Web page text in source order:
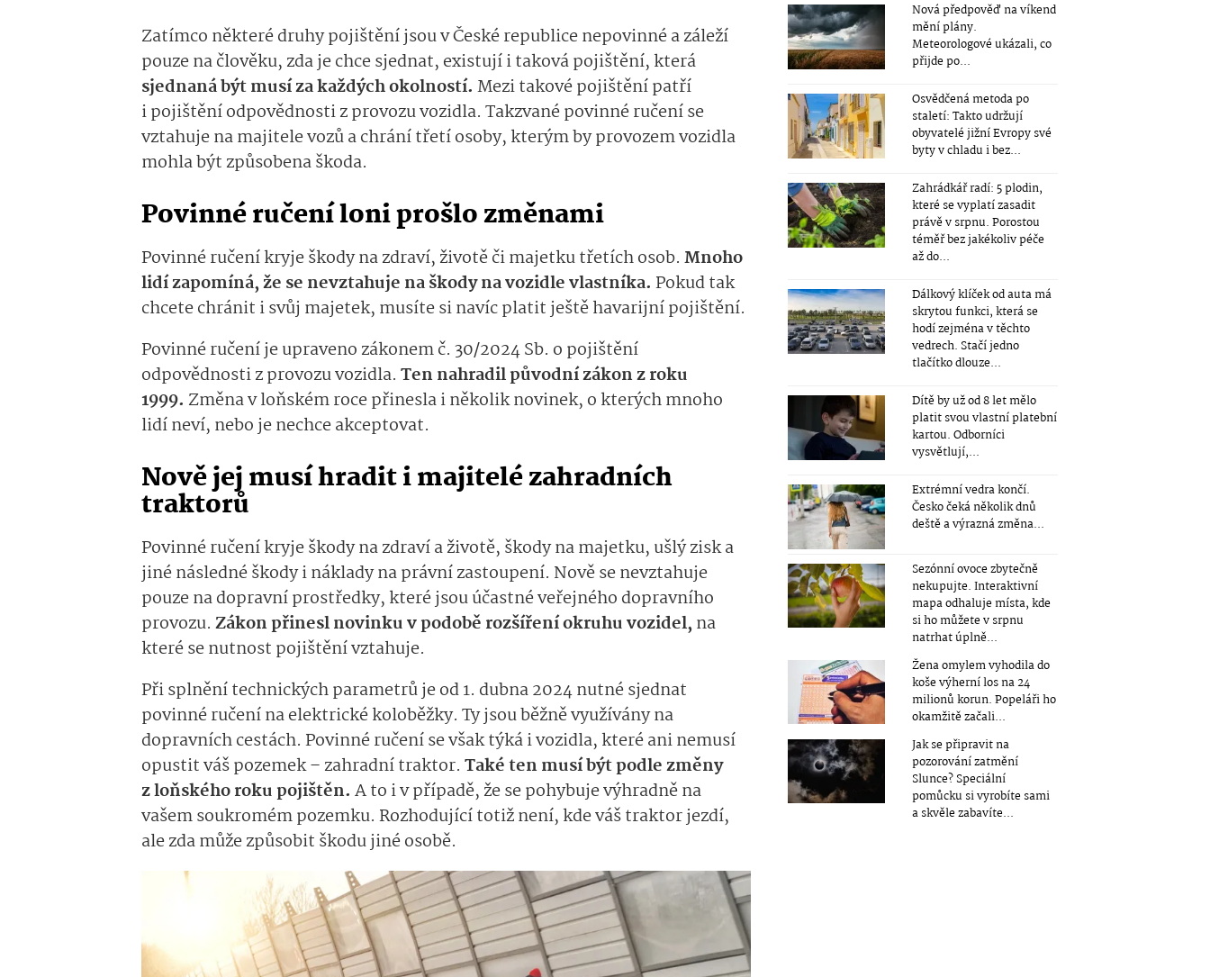
Zatímco některé druhy pojištění jsou v České republice nepovinné a záleží
pouze na člověku, zda je chce sjednat, existují i taková pojištění, která
sjednaná být musí za každých okolností. Mezi takové pojištění patří
i pojištění odpovědnosti z provozu vozidla. Takzvané povinné ručení se
vztahuje na majitele vozů a chrání třetí osoby, kterým by provozem vozidla
mohla být způsobena škoda.
Povinné ručení loni prošlo změnami
Povinné ručení kryje škody na zdraví, životě či majetku třetích osob. Mnoho
lidí zapomíná, že se nevztahuje na škody na vozidle vlastníka. Pokud tak
chcete chránit i svůj majetek, musíte si navíc platit ještě havarijní pojištění.
Povinné ručení je upraveno zákonem č. 30/2024 Sb. o pojištění
odpovědnosti z provozu vozidla. Ten nahradil původní zákon z roku
1999. Změna v loňském roce přinesla i několik novinek, o kterých mnoho
lidí neví, nebo je nechce akceptovat.
Nově jej musí hradit i majitelé zahradních
traktorů
Povinné ručení kryje škody na zdraví a životě, škody na majetku, ušlý zisk a
jiné následné škody i náklady na právní zastoupení. Nově se nevztahuje
pouze na dopravní prostředky, které jsou účastné veřejného dopravního
provozu. Zákon přinesl novinku v podobě rozšíření okruhu vozidel,na
které se nutnost pojištění vztahuje.
Při splnění technických parametrů je od 1. dubna 2024 nutné sjednat
povinné ručení na elektrické koloběžky. Ty jsou běžně využívány na
dopravních cestách. Povinné ručení se však týká i vozidla, které ani nemusí
opustit váš pozemek – zahradní traktor. Také ten musí být podle změny
z loňského roku pojištěn. A to i v případě, že se pohybuje výhradně na
vašem soukromém pozemku. Rozhodující totiž není, kde váš traktor jezdí,
ale zda může způsobit škodu jiné osobě.
Nová předpověď na víkend
mění plány.
Meteorologové ukázali, co
přijde po...
Osvědčená metoda po
staletí: Takto udržují
obyvatelé jižní Evropy své
byty v chladu i bez...
Zahrádkář radí: 5 plodin,
které se vyplatí zasadit
právě v srpnu. Porostou
téměř bez jakékoliv péče
až do...
Dálkový klíček od auta má
skrytou funkci, která se
hodí zejména v těchto
vedrech. Stačí jedno
tlačítko dlouze...
Dítě by už od 8 let mělo
platit svou vlastní platební
kartou. Odborníci
vysvětlují,...
Extrémní vedra končí.
Česko čeká několik dnů
deště a výrazná změna...
Sezónní ovoce zbytečně
nekupujte. Interaktivní
mapa odhaluje místa, kde
si ho můžete v srpnu
natrhat úplně...
Žena omylem vyhodila do
koše výherní los na 24
milionů korun. Popeláři ho
okamžitě začali...
Jak se připravit na
pozorování zatmění
Slunce? Speciální
pomůcku si vyrobíte sami
a skvěle zabavíte...